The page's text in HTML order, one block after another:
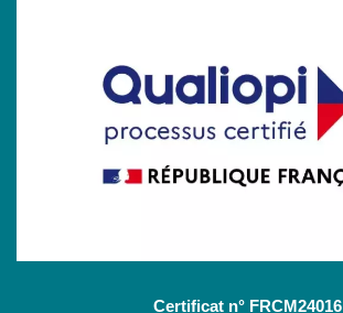
Certificat n° FRCM24016